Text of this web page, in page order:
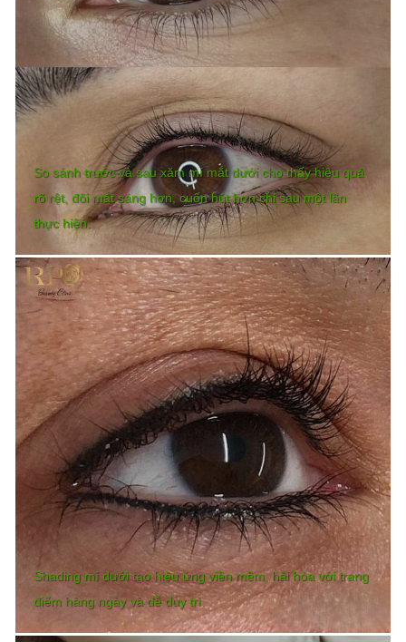
So sánh trước và sau xăm mí mắt dưới cho thấy hiệu quả
rõ rệt, đôi mắt sáng hơn, cuốn hút hơn chỉ sau một lần
thực hiện.
Shading mí dưới tạo hiệu ứng viền mềm, hài hòa với trang
điểm hàng ngày và dễ duy trì.